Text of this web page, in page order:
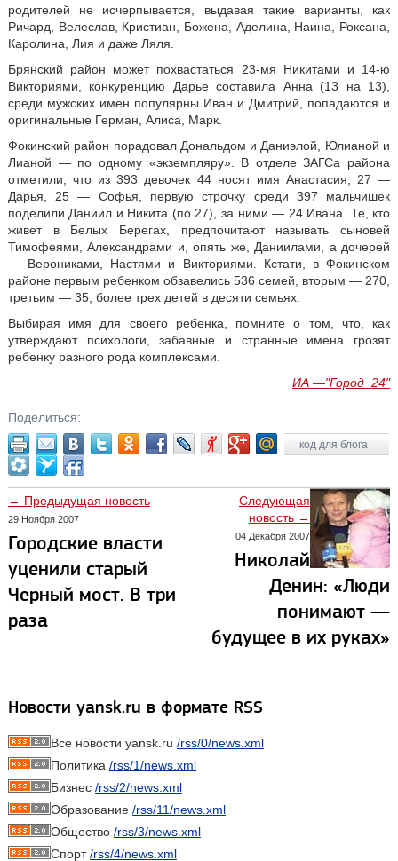
родителей не исчерпывается, выдавая такие варианты, как
Ричард, Велеслав, Кристиан, Божена, Аделина, Наина, Роксана,
Каролина, Лия и даже Ляля.
Брянский район может похвастаться 23-мя Никитами и 14-ю
Викториями, конкуренцию Дарье составила Анна (13 на 13),
среди мужских имен популярны Иван и Дмитрий, попадаются и
оригинальные Герман, Алиса, Марк.
Фокинский район порадовал Дональдом и Даниэлой, Юлианой и
Лианой — по одному «экземпляру». В отделе ЗАГСа района
отметили, что из 393 девочек 44 носят имя Анастасия, 27 —
Дарья, 25 — Софья, первую строчку среди 397 мальчишек
поделили Даниил и Никита (по 27), за ними — 24 Ивана. Те, кто
живет в Белых Берегах, предпочитают называть сыновей
Тимофеями, Александрами и, опять же, Даниилами, а дочерей
— Верониками, Настями и Викториями. Кстати, в Фокинском
районе первым ребенком обзавелись 536 семей, вторым — 270,
третьим — 35, более трех детей в десяти семьях.
Выбирая имя для своего ребенка, помните о том, что, как
утверждают психологи, забавные и странные имена грозят
ребенку разного рода комплексами.
ИА —"Город_24"
Поделиться:
код для блога
← Предыдущая новость
29 Ноября 2007
Городские власти
уценили старый
Черный мост. В три
раза
Следующая
новость →
04 Декабря 2007
Николай
Денин: «Люди
понимают —
будущее в их руках»
Новости yansk.ru в формате RSS
Все новости yansk.ru /rss/0/news.xml
Политика /rss/1/news.xml
Бизнес /rss/2/news.xml
Образование /rss/11/news.xml
Общество /rss/3/news.xml
Спорт/rss/4/news.xml